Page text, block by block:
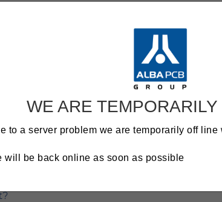
at, dapibus posuere libero. Curabitur lacinia
eros id iaculis faucibus, dolor risus
Ac?
WE ARE
to a server problem we are temporarily off
will be back online as soon as possible